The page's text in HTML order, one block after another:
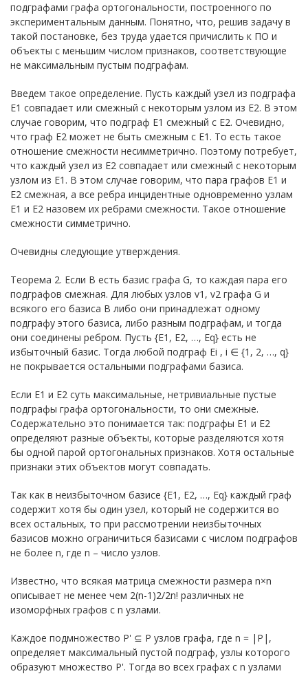
подграфами графа ортогональности, построенного по
экспериментальным данным. Понятно, что, решив задачу в
такой постановке, без труда удается причислить к ПО и
объекты с меньшим числом признаков, соответствующие
не максимальным пустым подграфам.
Введем такое определение. Пусть каждый узел из подграфа
E1 совпадает или смежный с некоторым узлом из E2. В этом
случае говорим, что подграф E1 смежный с E2. Очевидно,
что граф E2 может не быть смежным с E1. То есть такое
отношение смежности несимметрично. Поэтому потребует,
что каждый узел из E2 совпадает или смежный с некоторым
узлом из E1. В этом случае говорим, что пара графов E1 и
E2 смежная, а все ребра инцидентные одновременно узлам
E1 и E2 назовем их ребрами смежности. Такое отношение
смежности симметрично.
Очевидны следующие утверждения.
Теорема 2. Если B есть базис графа G, то каждая пара его
подграфов смежная. Для любых узлов v1, v2 графа G и
всякого его базиса B либо они принадлежат одному
подграфу этого базиса, либо разным подграфам, и тогда
они соединены ребром. Пусть {E1, E2, …, Eq} есть не
избыточный базис. Тогда любой подграф Ei , i ∈ {1, 2, …, q}
не покрывается остальными подграфами базиса.
Если E1 и E2 суть максимальные, нетривиальные пустые
подграфы графа ортогональности, то они смежные.
Содержательно это понимается так: подграфы E1 и E2
определяют разные объекты, которые разделяются хотя
бы одной парой ортогональных признаков. Хотя остальные
признаки этих объектов могут совпадать.
Так как в неизбыточном базисе {E1, E2, …, Eq} каждый граф
содержит хотя бы один узел, который не содержится во
всех остальных, то при рассмотрении неизбыточных
базисов можно ограничиться базисами с числом подграфов
не более n, где n – число узлов.
Известно, что всякая матрица смежности размера n×n
описывает не менее чем 2(n-1)2/2n! различных не
изоморфных графов с n узлами.
Каждое подмножество P' ⊆ P узлов графа, где n = |P|,
определяет максимальный пустой подграф, узлы которого
образуют множество P'. Тогда во всех графах с n узлами